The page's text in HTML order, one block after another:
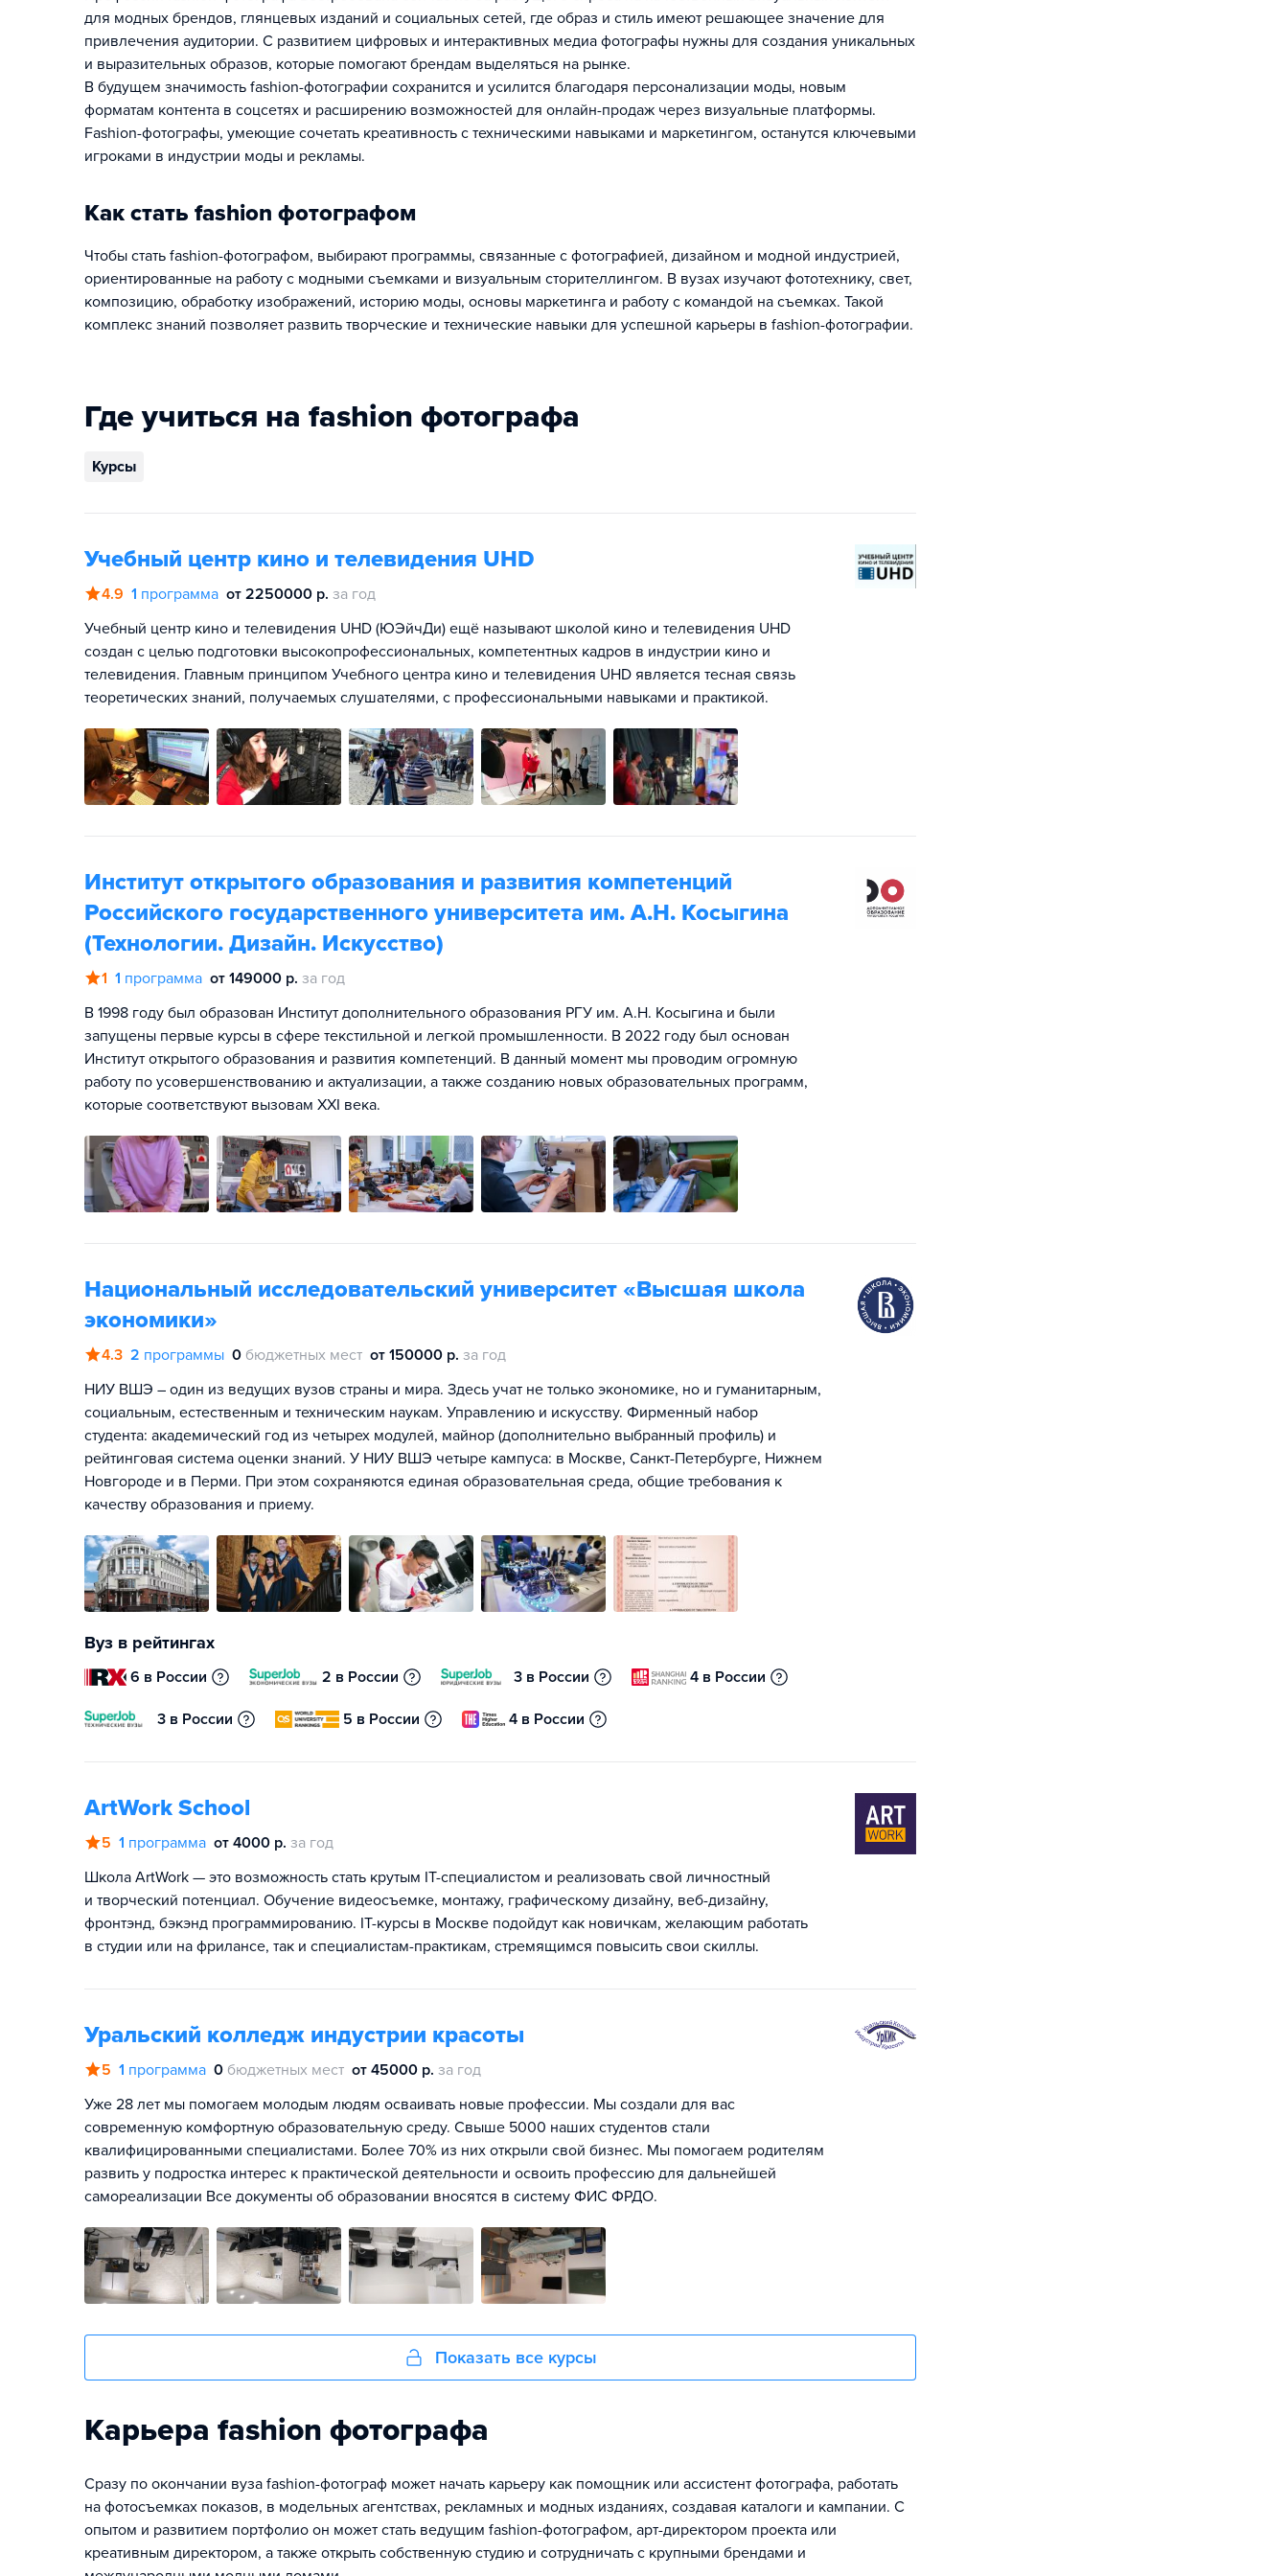
для модных брендов, глянцевых изданий и социальных сетей, где образ и стиль имеют решающее значение для
привлечения аудитории. С развитием цифровых и интерактивных медиа фотографы нужны для создания уникальных
и выразительных образов, которые помогают брендам выделяться на рынке.
В будущем значимость fashion-фотографии сохранится и усилится благодаря персонализации моды, новым
форматам контента в соцсетях и расширению возможностей для онлайн-продаж через визуальные платформы.
Fashion-фотографы, умеющие сочетать креативность с техническими навыками и маркетингом, останутся ключевыми
игроками в индустрии моды и рекламы.
Как стать fashion фотографом
Чтобы стать fashion-фотографом, выбирают программы, связанные с фотографией, дизайном и модной индустрией,
ориентированные на работу с модными съемками и визуальным сторителлингом. В вузах изучают фототехнику, свет,
композицию, обработку изображений, историю моды, основы маркетинга и работу с командой на съемках. Такой
комплекс знаний позволяет развить творческие и технические навыки для успешной карьеры в fashion-фотографии.
Где учиться на fashion фотографа
Курсы
Учебный центр кино и телевидения UHD
4.9 1 программа от 2250000 р. за год
Учебный центр кино и телевидения UHD (ЮЭйчДи) ещё называют школой кино и телевидения UHD
создан с целью подготовки высокопрофессиональных, компетентных кадров в индустрии кино и
телевидения. Главным принципом Учебного центра кино и телевидения UHD является тесная связь
теоретических знаний, получаемых слушателями, с профессиональными навыками и практикой.
Институт открытого образования и развития компетенций
Российского государственного университета им. А.Н. Косыгина
(Технологии. Дизайн. Искусство)
1 1 программа от 149000 р. за год
В 1998 году был образован Институт дополнительного образования РГУ им. А.Н. Косыгина и были
запущены первые курсы в сфере текстильной и легкой промышленности. В 2022 году был основан
Институт открытого образования и развития компетенций. В данный момент мы проводим огромную
работу по усовершенствованию и актуализации, а также созданию новых образовательных программ,
которые соответствуют вызовам XXI века.
Национальный исследовательский университет «Высшая школа
экономики»
4.3 2 программы 0 бюджетных мест от 150000 р. за год
НИУ ВШЭ – один из ведущих вузов страны и мира. Здесь учат не только экономике, но и гуманитарным,
социальным, естественным и техническим наукам. Управлению и искусству. Фирменный набор
студента: академический год из четырех модулей, майнор (дополнительно выбранный профиль) и
рейтинговая система оценки знаний. У НИУ ВШЭ четыре кампуса: в Москве, Санкт-Петербурге, Нижнем
Новгороде и в Перми. При этом сохраняются единая образовательная среда, общие требования к
качеству образования и приему.
Вуз в рейтингах
6 в России 2 в России 3 в России 4 в России
3 в России 5 в России 4 в России
ArtWork School
5 1 программа от 4000 р. за год
Школа ArtWork — это возможность стать крутым IT-специалистом и реализовать свой личностный
и творческий потенциал. Обучение видеосъемке, монтажу, графическому дизайну, веб-дизайну,
фронтэнд, бэкэнд программированию. IT-курсы в Москве подойдут как новичкам, желающим работать
в студии или на фрилансе, так и специалистам-практикам, стремящимся повысить свои скиллы.
Уральский колледж индустрии красоты
5 1 программа 0 бюджетных мест от 45000 р. за год
Уже 28 лет мы помогаем молодым людям осваивать новые профессии. Мы создали для вас
современную комфортную образовательную среду. Свыше 5000 наших студентов стали
квалифицированными специалистами. Более 70% из них открыли свой бизнес. Мы помогаем родителям
развить у подростка интерес к практической деятельности и освоить профессию для дальнейшей
самореализации Все документы об образовании вносятся в систему ФИС ФРДО.
Показать все курсы
Карьера fashion фотографа
Сразу по окончании вуза fashion-фотограф может начать карьеру как помощник или ассистент фотографа, работать
на фотосъемках показов, в модельных агентствах, рекламных и модных изданиях, создавая каталоги и кампании. С
опытом и развитием портфолио он может стать ведущим fashion-фотографом, арт-директором проекта или
креативным директором, а также открыть собственную студию и сотрудничать с крупными брендами и